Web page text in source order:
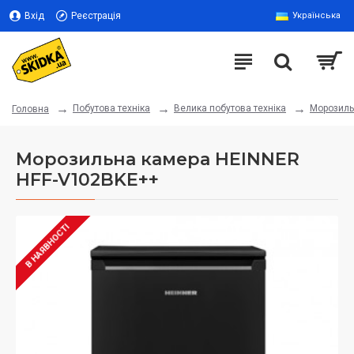
Вхід Реєстрація Українська
Головна Побутова техніка Велика побутова техніка
Морозильна камера HEINNER
HFF-V102BKE++
В НАЯВНОСТІ